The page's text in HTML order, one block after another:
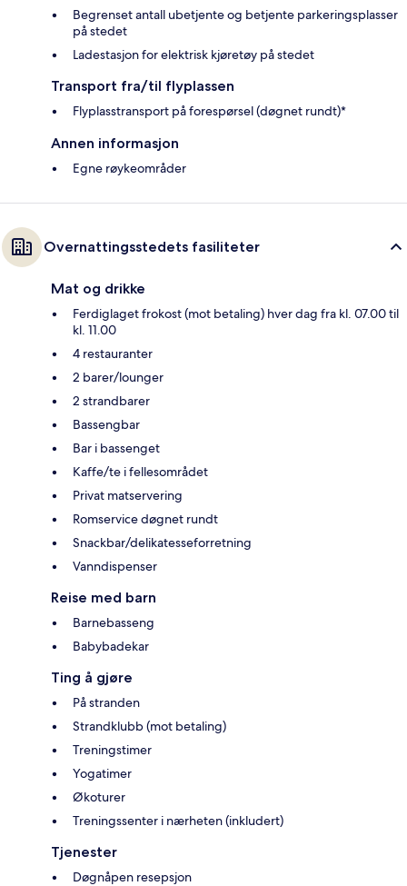
Begrenset antall ubetjente og betjente parkeringsplasser
på stedet
Ladestasjon for elektrisk kjøretøy på stedet
Transport fra/til flyplassen
Flyplasstransport på forespørsel (døgnet rundt)*
Annen informasjon
Egne røykeområder
Overnattingsstedets fasiliteter
Mat og drikke
Ferdiglaget frokost (mot betaling) hver dag fra kl. 07.00 til
kl. 11.00
4 restauranter
2 barer/lounger
2 strandbarer
Bassengbar
Bar i bassenget
Kaffe/te i fellesområdet
Privat matservering
Romservice døgnet rundt
Snackbar/delikatesseforretning
Vanndispenser
Reise med barn
Barnebasseng
Babybadekar
Ting å gjøre
På stranden
Strandklubb (mot betaling)
Treningstimer
Yogatimer
Økoturer
Treningssenter i nærheten (inkludert)
Tjenester
Døgnåpen resepsjon